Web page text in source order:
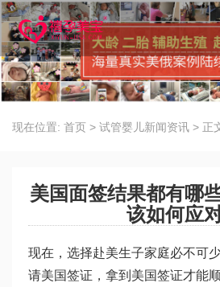
现在位置: 首页 > 试管婴儿新闻资讯 > 正
美国面签结果都有哪
该如何应
现在，选择赴美生子家庭必不可
请美国签证，拿到美国签证才能